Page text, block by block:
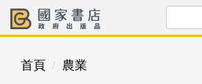
首頁 農業